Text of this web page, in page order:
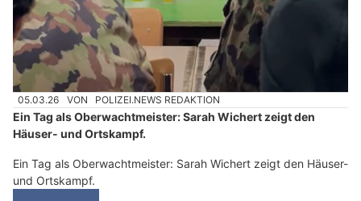
05.03.26 VON POLIZEI.NEWS REDAKTION
Ein Tag als Oberwachtmeister: Sarah Wichert zeigt den
Häuser- und Ortskampf.
Ein Tag als Oberwachtmeister: Sarah Wichert zeigt den Häuser-
und Ortskampf.